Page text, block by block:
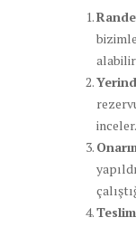
inceler.